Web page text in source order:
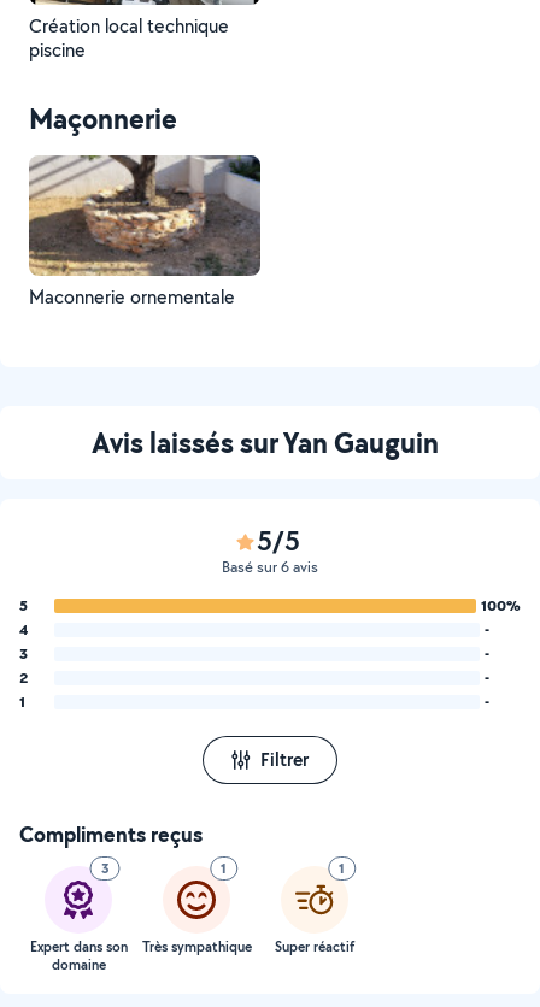
Création local technique
piscine
Maçonnerie
Maconnerie ornementale
Avis laissés sur Yan Gauguin
5/5
Basé sur 6 avis
5
100%
4
-
3
-
2
-
1
-
Filtrer
Compliments reçus
3
Expert dans son
domaine
1
Très sympathique
1
Super réactif